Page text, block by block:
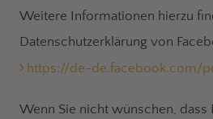
Weitere Informationen hierzu
Datenschutzerklärung von
https://de-de.facebook.com/
Wenn Sie nicht wünschen, dass